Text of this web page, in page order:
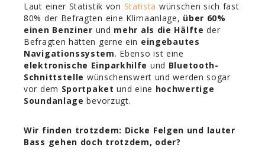
Laut einer Statistik von Statista wünschen sich fast
80% der Befragten eine Klimaanlage, über 60%
einen Benziner und mehr als die Hälfte der
Befragten hätten gerne ein eingebautes
Navigationssystem. Ebenso ist eine
elektronische Einparkhilfe und Bluetooth-
Schnittstelle wünschenswert und werden sogar
vor dem Sportpaket und eine hochwertige
Soundanlage bevorzugt.
Wir finden trotzdem: Dicke Felgen und lauter
Bass gehen doch trotzdem, oder?